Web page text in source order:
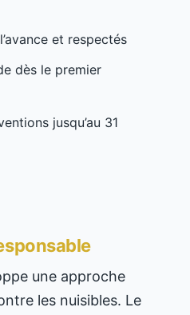
et respectés
dès le premier
jusqu’au 31
une approche
les nuisibles. Le